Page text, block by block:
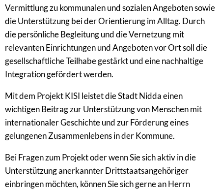
Vermittlung zu kommunalen und sozialen Angeboten sowie
die Unterstützung bei der Orientierung im Alltag. Durch
die persönliche Begleitung und die Vernetzung mit
relevanten Einrichtungen und Angeboten vor Ort soll die
gesellschaftliche Teilhabe gestärkt und eine nachhaltige
Integration gefördert werden.
Mit dem Projekt KISI leistet die Stadt Nidda einen
wichtigen Beitrag zur Unterstützung von Menschen mit
internationaler Geschichte und zur Förderung eines
gelungenen Zusammenlebens in der Kommune.
Bei Fragen zum Projekt oder wenn Sie sich aktiv in die
Unterstützung anerkannter Drittstaatsangehöriger
einbringen möchten, können Sie sich gerne an Herrn